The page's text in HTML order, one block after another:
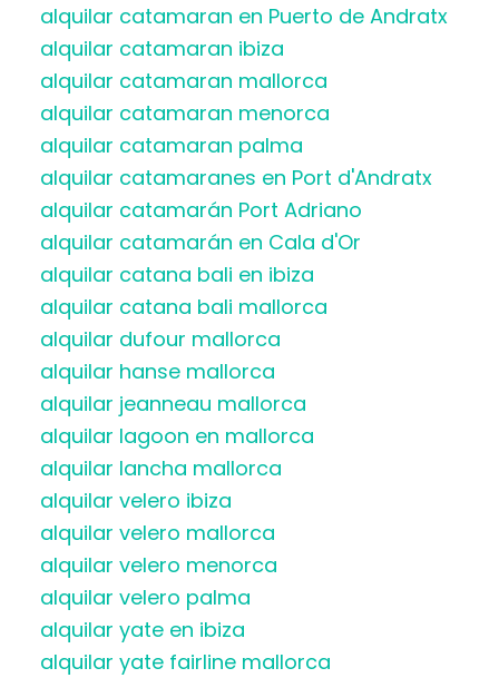
alquilar catamaran en Puerto de Andratx
alquilar catamaran ibiza
alquilar catamaran mallorca
alquilar catamaran menorca
alquilar catamaran palma
alquilar catamaranes en Port d'Andratx
alquilar catamarán Port Adriano
alquilar catamarán en Cala d'Or
alquilar catana bali en ibiza
alquilar catana bali mallorca
alquilar dufour mallorca
alquilar hanse mallorca
alquilar jeanneau mallorca
alquilar lagoon en mallorca
alquilar lancha mallorca
alquilar velero ibiza
alquilar velero mallorca
alquilar velero menorca
alquilar velero palma
alquilar yate en ibiza
alquilar yate fairline mallorca